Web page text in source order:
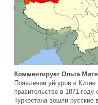
Комментирует Ольга
Появление уйгуров в
правительстве в 1871
Туркестана вошли русские